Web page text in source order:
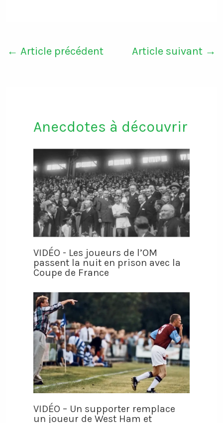
← Article précédent Article suivant →
Anecdotes à découvrir
VIDÉO - Les joueurs de l’OM
passent la nuit en prison avec la
Coupe de France
VIDÉO – Un supporter remplace
un joueur de West Ham et